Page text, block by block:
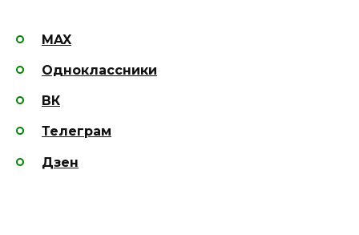
MAX
Одноклассники
ВК
Телеграм
Дзен